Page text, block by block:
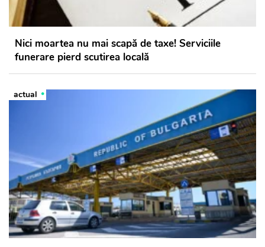
Nici moartea nu mai scapă de taxe! Serviciile
funerare pierd scutirea locală
actual